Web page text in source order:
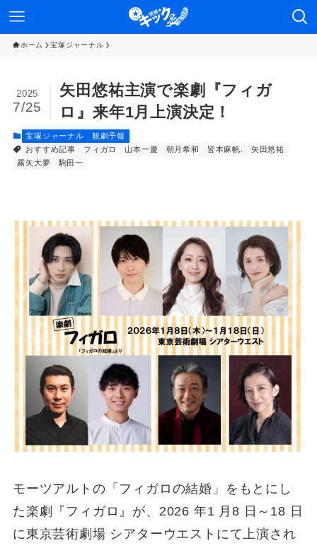
ホーム 宝塚ジャーナル
矢田悠祐主演で楽劇『フィガ
ロ』来年1月上演決定！
2025
7/25
宝塚ジャーナル
観劇予報
おすすめ記事
フィガロ 山本一慶 朝月希和 皆本麻帆.
矢田悠祐
霧矢大夢
駒田一
モーツアルトの「フィガロの結婚」をもとにし
た楽劇『フィガロ』が、2026 年1 月8 日～18 日
に東京芸術劇場 シアターウエストにて上演され